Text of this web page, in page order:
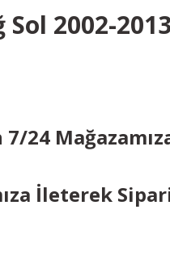
2002-2013
24
İleterek